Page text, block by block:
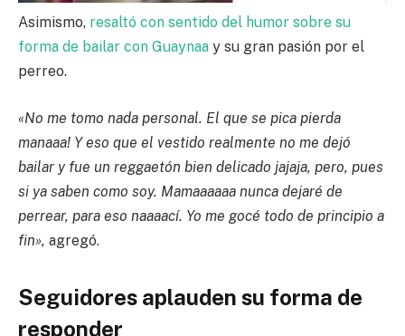
Asimismo, resaltó con sentido del humor sobre su
forma de bailar con Guaynaa y su gran pasión por el
perreo.
«No me tomo nada personal. El que se pica pierda
manaaa! Y eso que el vestido realmente no me dejó
bailar y fue un reggaetón bien delicado jajaja, pero, pues
si ya saben como soy. Mamaaaaaa nunca dejaré de
perrear, para eso naaaací. Yo me gocé todo de principio a
fin», agregó.
Seguidores aplauden su forma de
responder